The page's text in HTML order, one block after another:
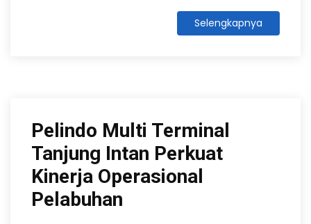
Selengkapnya
Pelindo Multi Terminal
Tanjung Intan Perkuat
Kinerja Operasional
Pelabuhan